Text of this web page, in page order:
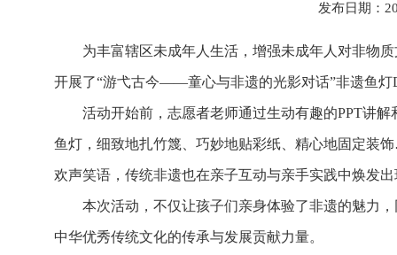
发布日期：
为丰富辖区未成年人生活，增强未成年人对非物
开展了“游弋古今——童心与非遗的光影对话”非遗鱼
活动开始前，志愿者老师通过生动有趣的PPT讲
鱼灯，细致地扎竹篾、巧妙地贴彩纸、精心地固定装
欢声笑语，传统非遗也在亲子互动与亲手实践中焕发
本次活动，不仅让孩子们亲身体验了非遗的魅力
中华优秀传统文化的传承与发展贡献力量。